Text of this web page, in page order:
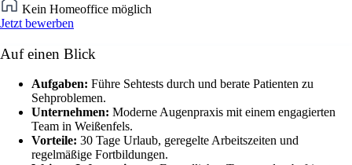
Kein Homeoffice möglich
Jetzt bewerben
Auf einen Blick
Aufgaben: Führe Sehtests durch und berate Patienten zu
Sehproblemen.
Unternehmen: Moderne Augenpraxis mit einem engagierten
Team in Weißenfels.
Vorteile: 30 Tage Urlaub, geregelte Arbeitszeiten und
regelmäßige Fortbildungen.